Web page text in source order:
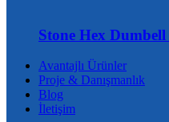
Stone Hex Dumbell
Avantajlı Ürünler
Proje & Danışmanlık
Blog
İletişim